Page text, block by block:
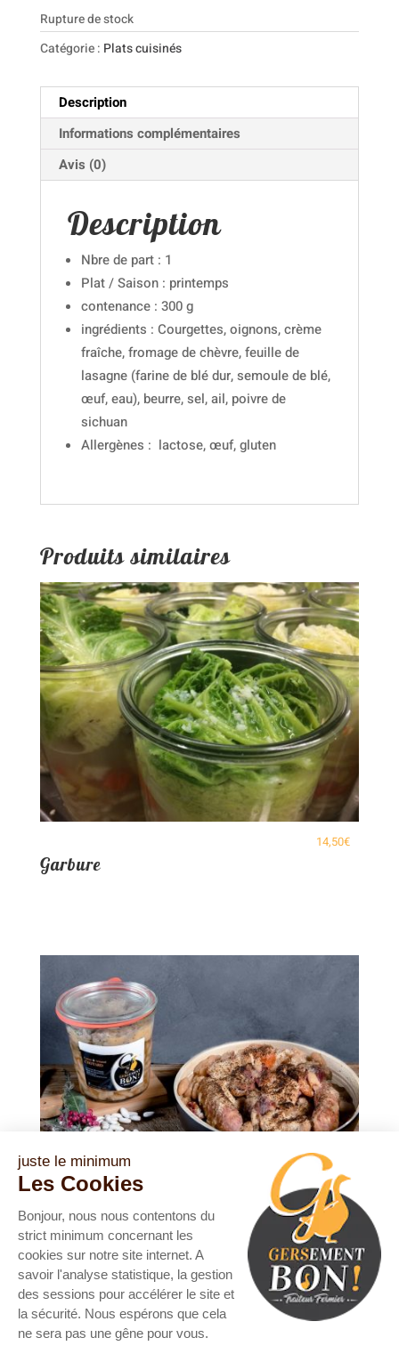
Rupture de stock
Catégorie : Plats cuisinés
Description
Informations complémentaires
Avis (0)
Description
Nbre de part : 1
Plat / Saison : printemps
contenance : 300 g
ingrédients : Courgettes, oignons, crème
fraîche, fromage de chèvre, feuille de
lasagne (farine de blé dur, semoule de blé,
œuf, eau), beurre, sel, ail, poivre de
sichuan
Allergènes : lactose, œuf, gluten
Produits similaires
Garbure
14,50€
Cassoulet au confit de canard
15,50 €
juste le minimum
Les Cookies
Bonjour, nous nous contentons du
strict minimum concernant les
cookies sur notre site internet. A
savoir l'analyse statistique, la gestion
des sessions pour accélérer le site et
la sécurité. Nous espérons que cela
ne sera pas une gêne pour vous.